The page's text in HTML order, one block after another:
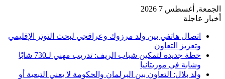
الجمعة, أغسطس 7 2026
أخبار عاجلة
اتصال هاتفي بين ولد مرزوك وعراقجي لبحث التوتر الإقليمي
وتعزيز التعاون
خطة جديدة لتمكين شباب الريف: تدريب مهني لـ730 شابًا
وشابة في موريتانيا
ولد بلال: التعاون بين البرلمان والحكومة لا يعني التبعية أو